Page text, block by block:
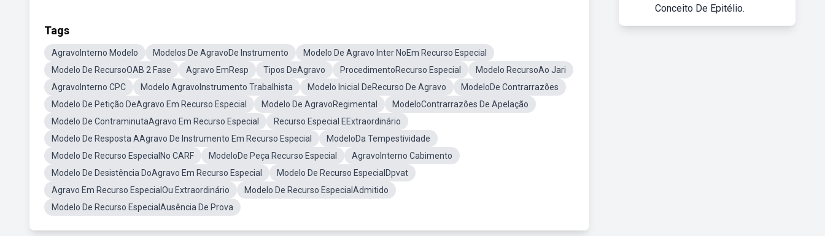
Tags
AgravoInterno Modelo Modelos De AgravoDe Instrumento
Modelo De Agravo Inter NoEm Recurso Especial
Modelo De RecursoOAB 2 Fase
Agravo EmResp Tipos DeAgravo ProcedimentoRecurso Especial
Modelo RecursoAo Jari
AgravoInterno CPC
Modelo AgravoInstrumento Trabalhista Modelo Inicial DeRecurso De Agravo
ModeloDe Contrarrazões
Modelo De Petição DeAgravo Em Recurso Especial
Modelo De AgravoRegimental
ModeloContrarrazões De Apelação
Modelo De ContraminutaAgravo Em Recurso Especial
Recurso Especial EExtraordinário
Modelo De Resposta AAgravo De Instrumento Em Recurso Especial
ModeloDa Tempestividade
Modelo De Recurso EspecialNo CARF
ModeloDe Peça Recurso Especial
AgravoInterno Cabimento
Modelo De Desistência DoAgravo Em Recurso Especial
Modelo De Recurso EspecialDpvat
Agravo Em Recurso EspecialOu Extraordinário
Modelo De Recurso EspecialAdmitido
Modelo De Recurso EspecialAusência De Prova
Conceito De Epitélio.